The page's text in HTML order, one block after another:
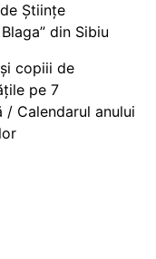
Științe
din Sibiu
copiii de
pe 7
Calendarul anului